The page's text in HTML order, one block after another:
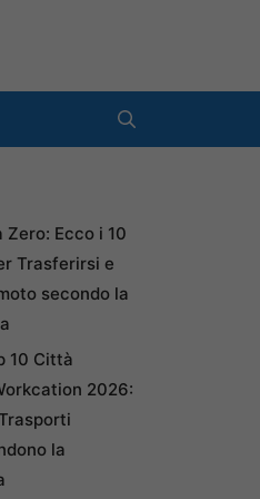
Zero: Ecco i 10
Trasferirsi e
secondo la
10 Città
2026:
la